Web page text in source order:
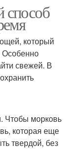
способ
который
Особенно
свежей. В
Чтобы морковь
которая еще
твердой, без